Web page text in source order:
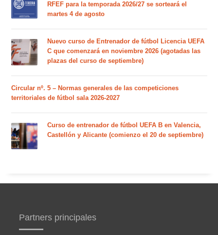
RFEF para la temporada 2026/27 se sorteará el
martes 4 de agosto
Nuevo curso de Entrenador de fútbol Licencia UEFA
C que comenzará en noviembre 2026 (agotadas las
plazas del curso de septiembre)
Circular nº. 5 – Normas generales de las competiciones
territoriales de fútbol sala 2026-2027
Curso de entrenador de fútbol UEFA B en Valencia,
Castellón y Alicante (comienzo el 20 de septiembre)
Partners principales